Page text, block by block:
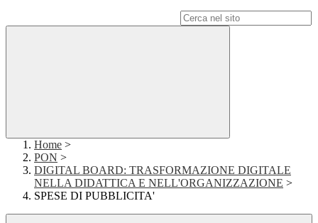
Home >
PON >
DIGITAL BOARD: TRASFORMAZIONE DIGITALE
NELLA DIDATTICA E NELL'ORGANIZZAZIONE >
SPESE DI PUBBLICITA'